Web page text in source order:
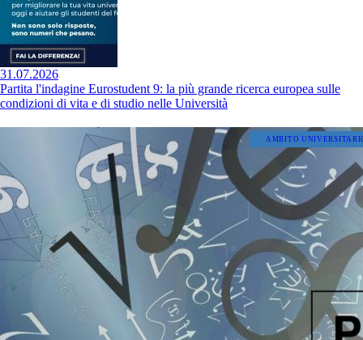
31.07.2026
Partita l'indagine Eurostudent 9: la più grande ricerca europea sulle
condizioni di vita e di studio nelle Università
AMBITO